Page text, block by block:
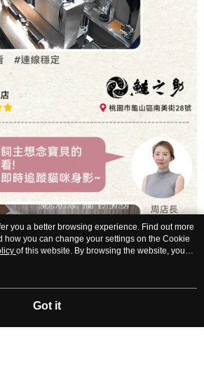
you a better browsing experience. Find out more
how you can change your settings on the Cookie
of this website. By browsing the website, you
described in our Cookie Statement.
Got it